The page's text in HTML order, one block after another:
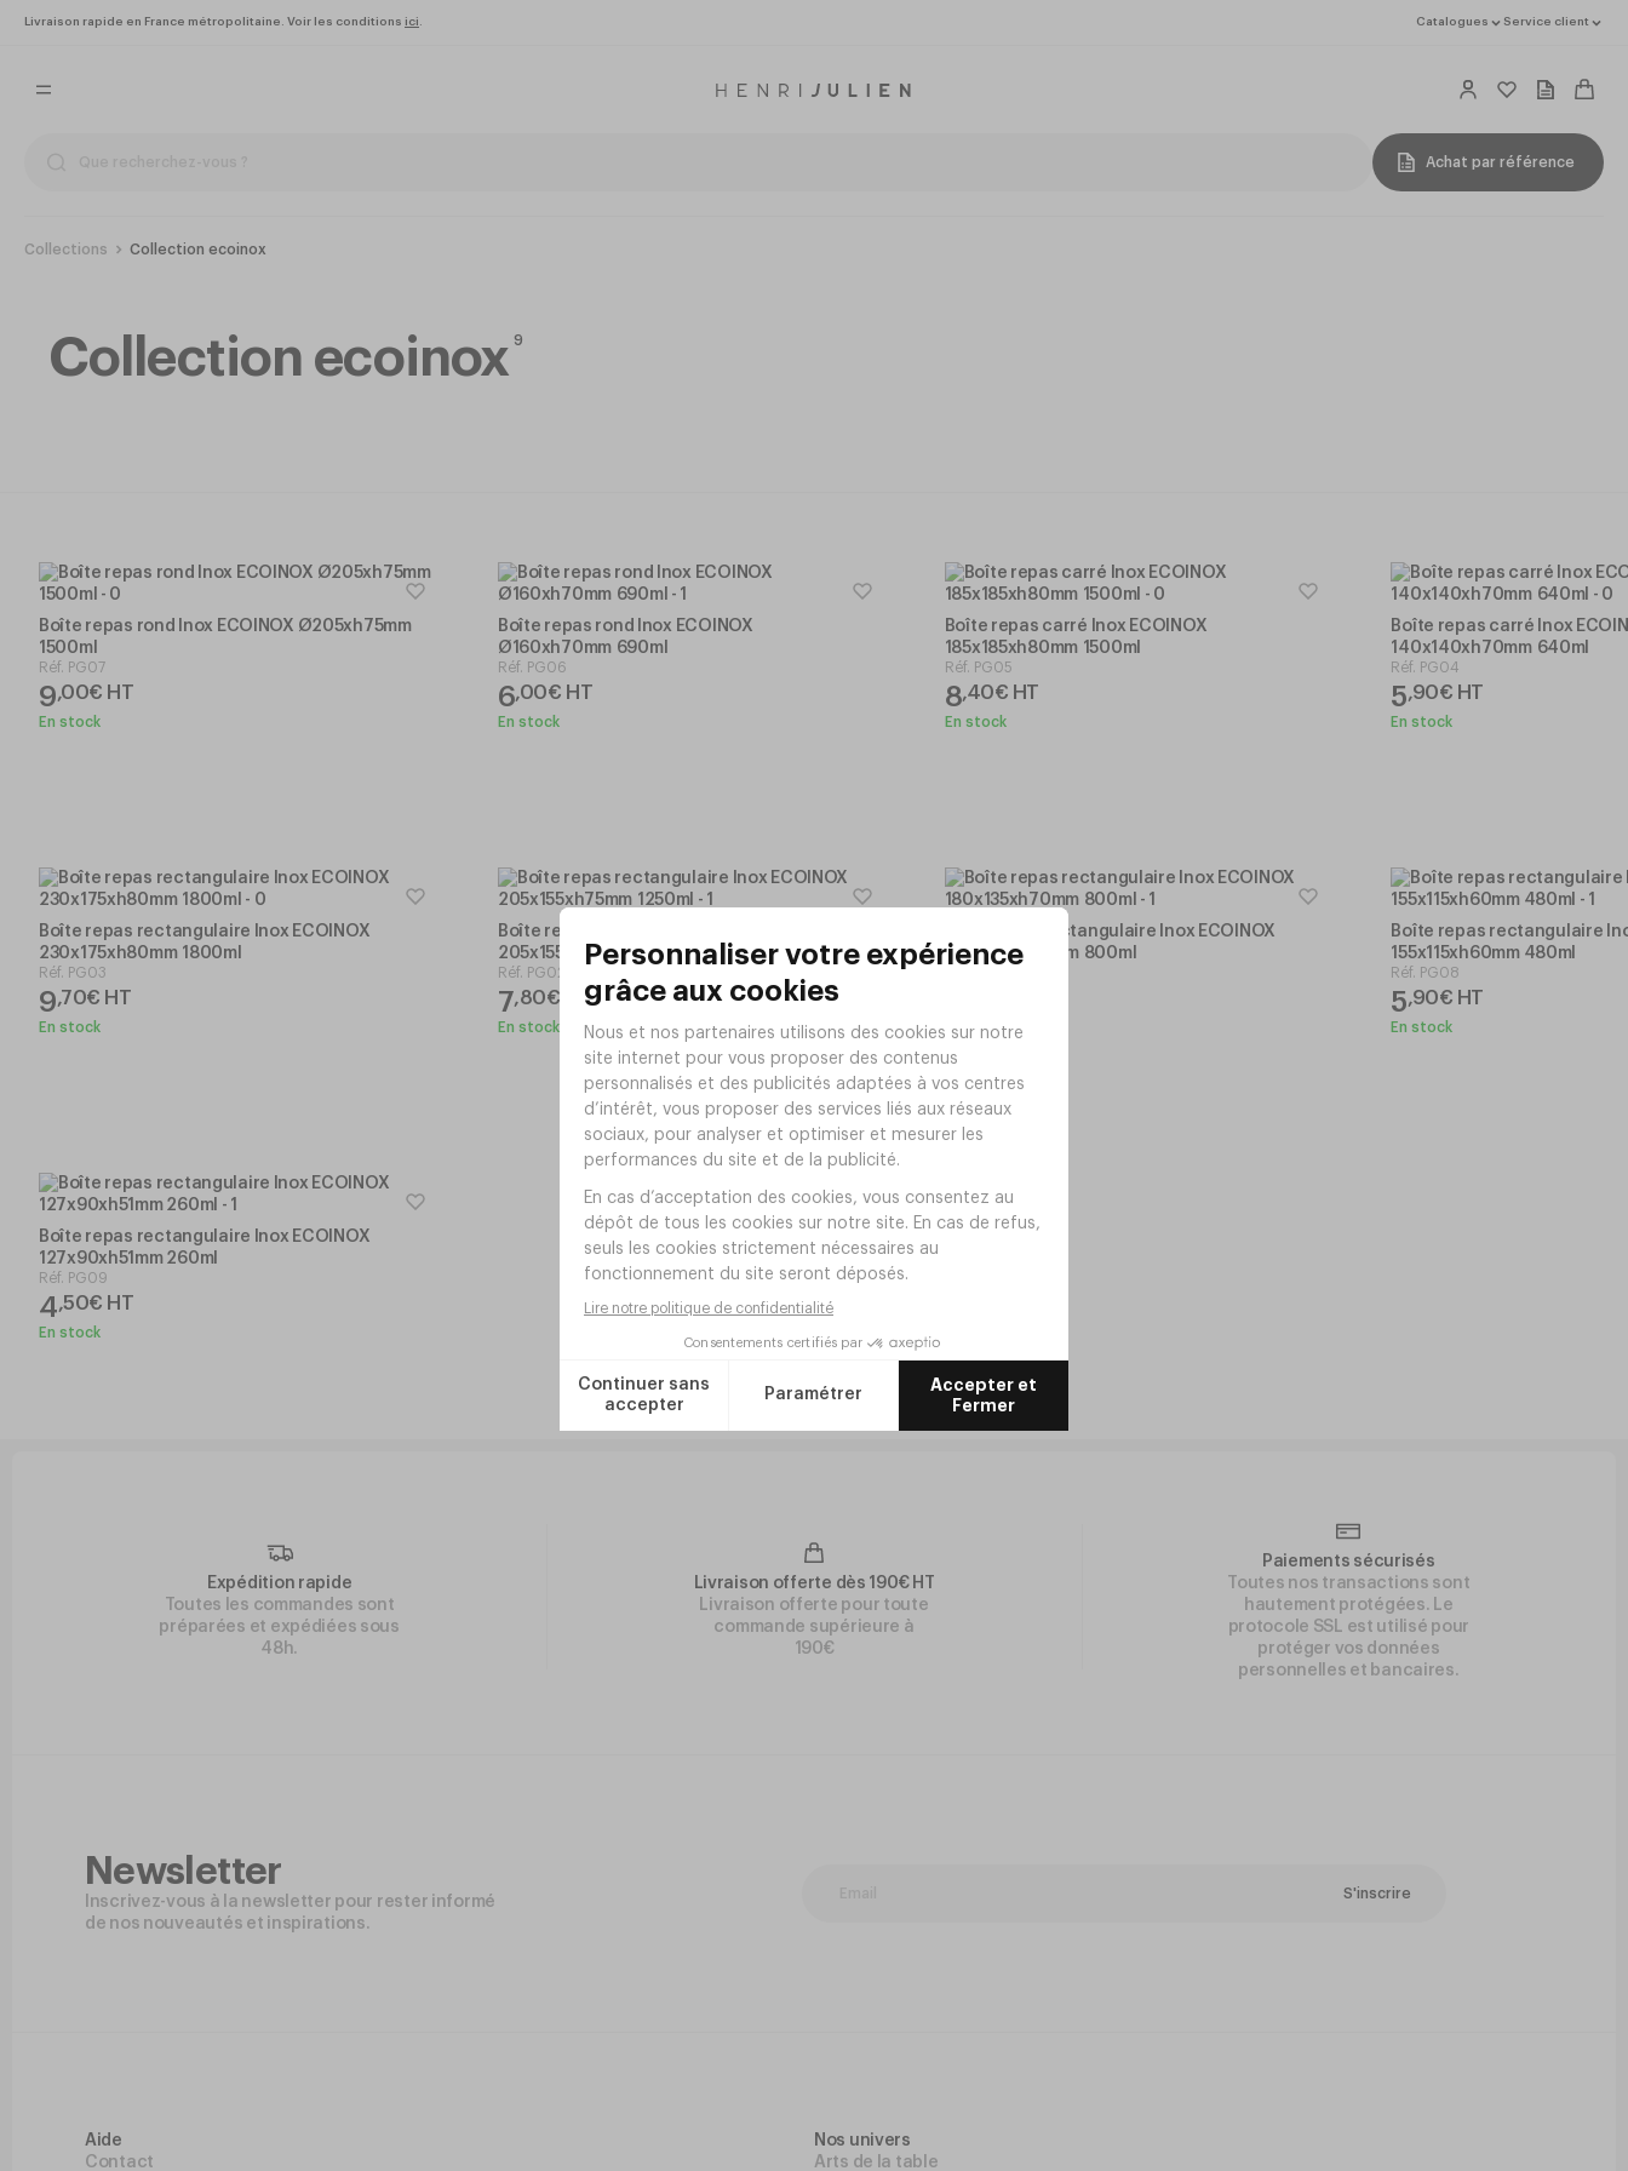
Livraison rapide en France métropolitaine. Voir les conditions ici . Catalogues Service client
Achat par référence
Collections Collection ecoinox
Collection ecoinox 9
Boîte repas rond Inox ECOINOX Ø205xh75mm
1500ml
Réf. PG07
9,00€ HT
En stock
Boîte repas rond Inox ECOINOX
Ø160xh70mm 690ml
Réf. PG06
6,00€ HT
En stock
Boîte repas carré Inox ECOINOX
185x185xh80mm 1500ml
Réf. PG05
8,40€ HT
En stock
Boîte repas carré Inox
140x140xh70mm 640ml
Réf. PG04
5,90€ HT
En stock
Boîte repas rectangulaire Inox ECOINOX
230x175xh80mm 1800ml
Réf. PG03
9,70€ HT
En stock
Boîte repas rectangulaire Inox ECOINOX
205x155xh75mm 1250ml
Réf. PG02
7,80€ HT
En stock
Boîte repas rectangulaire Inox ECOINOX
180x135xh70mm 800ml
En stock
Boîte repas rectangulaire
155x115xh60mm 480ml
Réf. PG08
5,90€ HT
En stock
Boîte repas rectangulaire Inox ECOINOX
127x90xh51mm 260ml
Réf. PG09
4,50€ HT
En stock
Expédition rapide
Toutes les commandes sont
préparées et expédiées sous
48h.
Livraison offerte dès 190€ HT
Livraison offerte pour toute
commande supérieure à
190€
Paiements sécurisés
Toutes nos transactions sont
hautement protégées. Le
protocole SSL est utilisé pour
protéger vos données
personnelles et bancaires.
Newsletter
Inscrivez-vous à la newsletter pour rester informé
de nos nouveautés et inspirations.
S'inscrire
Aide
Contact
Nos univers
Arts de la table